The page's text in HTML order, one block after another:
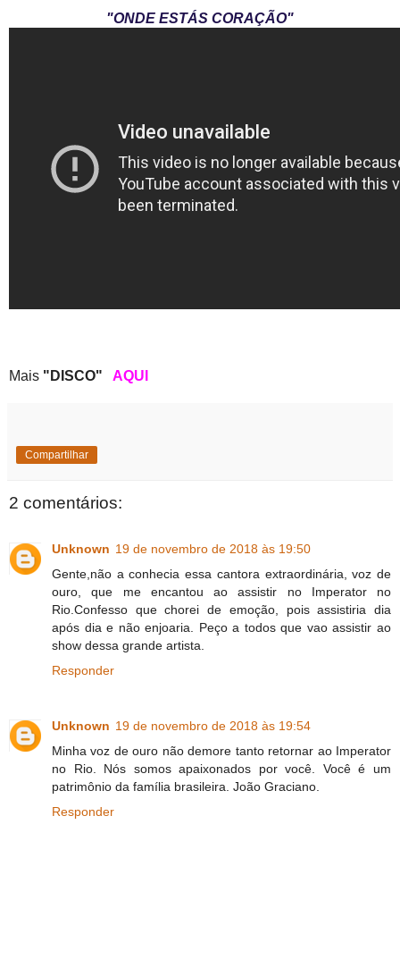
"ONDE ESTÁS CORAÇÃO"
Mais "DISCO" AQUI
Compartilhar
2 comentários:
Unknown 19 de novembro de 2018 às 19:50
Gente,não a conhecia essa cantora extraordinária, voz de
ouro, que me encantou ao assistir no Imperator no
Rio.Confesso que chorei de emoção, pois assistiria dia
após dia e não enjoaria. Peço a todos que vao assistir ao
show dessa grande artista.
Responder
Unknown 19 de novembro de 2018 às 19:54
Minha voz de ouro não demore tanto retornar ao Imperator
no Rio. Nós somos apaixonados por você. Você é um
patrimônio da família brasileira. João Graciano.
Responder